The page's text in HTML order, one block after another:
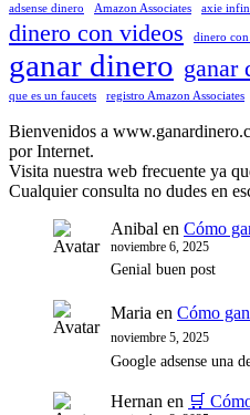
adsense dinero Amazon Associates axie
dinero con videos dinero con
ganar dinero ganar
que es un faucets
registro Amazon Associates
Bienvenidos a
por Internet.
Visita nuestra web frecuente ya
Cualquier consulta no dudes en
Anibal en Cómo
noviembre 6, 2025
Genial buen post
Maria en Cómo
noviembre 5, 2025
Google adsense una
Hernan en 🛒